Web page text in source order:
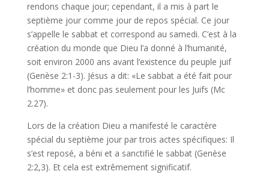
rendons chaque jour; cependant, il a mis à part le
septième jour comme jour de repos spécial. Ce jour
s’appelle le sabbat et correspond au samedi. C’est à la
création du monde que Dieu l’a donné à l’humanité,
soit environ 2000 ans avant l’existence du peuple juif
(Genèse 2:1-3). Jésus a dit: «Le sabbat a été fait pour
l’homme» et donc pas seulement pour les Juifs (Mc
2.27).
Lors de la création Dieu a manifesté le caractère
spécial du septième jour par trois actes spécifiques: Il
s’est reposé, a béni et a sanctifié le sabbat (Genèse
2:2,3). Et cela est extrêmement significatif.